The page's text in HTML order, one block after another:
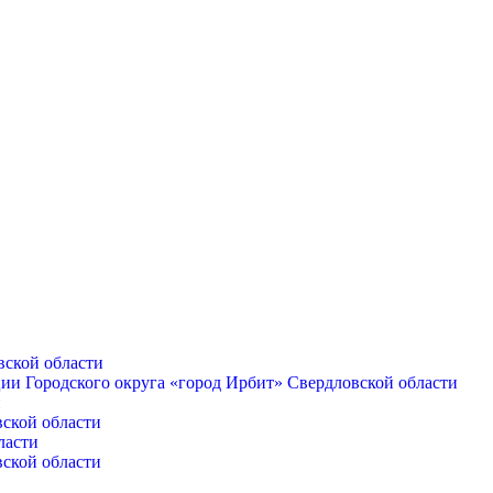
области
Городского округа «город Ирбит» Свердловской области
области
области